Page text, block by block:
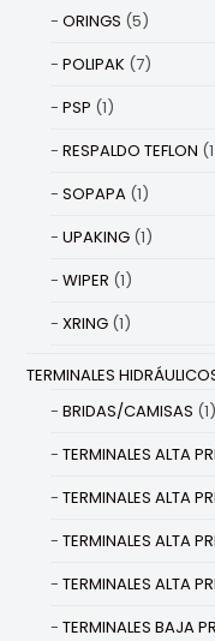
ORINGS (5)
POLIPAK (7)
PSP (1)
RESPALDO TEFLON
SOPAPA (1)
UPAKING (1)
WIPER (1)
XRING (1)
TERMINALES
BRIDAS/CAMISAS (1)
TERMINALES ALTA
TERMINALES ALTA
TERMINALES ALTA
TERMINALES ALTA
TERMINALES BAJA